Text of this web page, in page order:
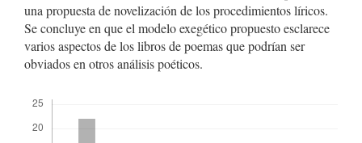
una propuesta de novelización de los procedimientos líricos.
Se concluye en que el modelo exegético propuesto esclarece
varios aspectos de los libros de poemas que podrían ser
obviados en otros análisis poéticos.